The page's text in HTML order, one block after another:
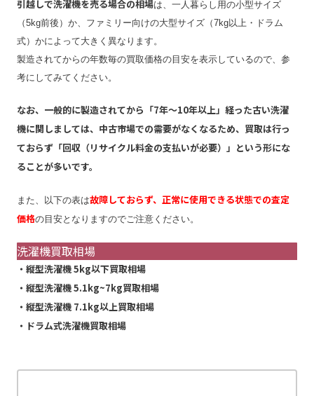
引越しで洗濯機を売る場合の相場は、一人暮らし用の小型サイズ
（5kg前後）か、ファミリー向けの大型サイズ（7kg以上・ドラム
式）かによって大きく異なります。
製造されてからの年数毎の買取価格の目安を表示しているので、参
考にしてみてください。
なお、一般的に製造されてから「7年〜10年以上」経った古い洗濯
機に関しましては、中古市場での需要がなくなるため、買取は行っ
ておらず「回収（リサイクル料金の支払いが必要）」という形にな
ることが多いです。
また、以下の表は故障しておらず、正常に使用できる状態での査定
価格の目安となりますのでご注意ください。
洗濯機買取相場
・縦型洗濯機 5kg以下買取相場
・縦型洗濯機 5.1kg~7kg買取相場
・縦型洗濯機 7.1kg以上買取相場
・ドラム式洗濯機買取相場